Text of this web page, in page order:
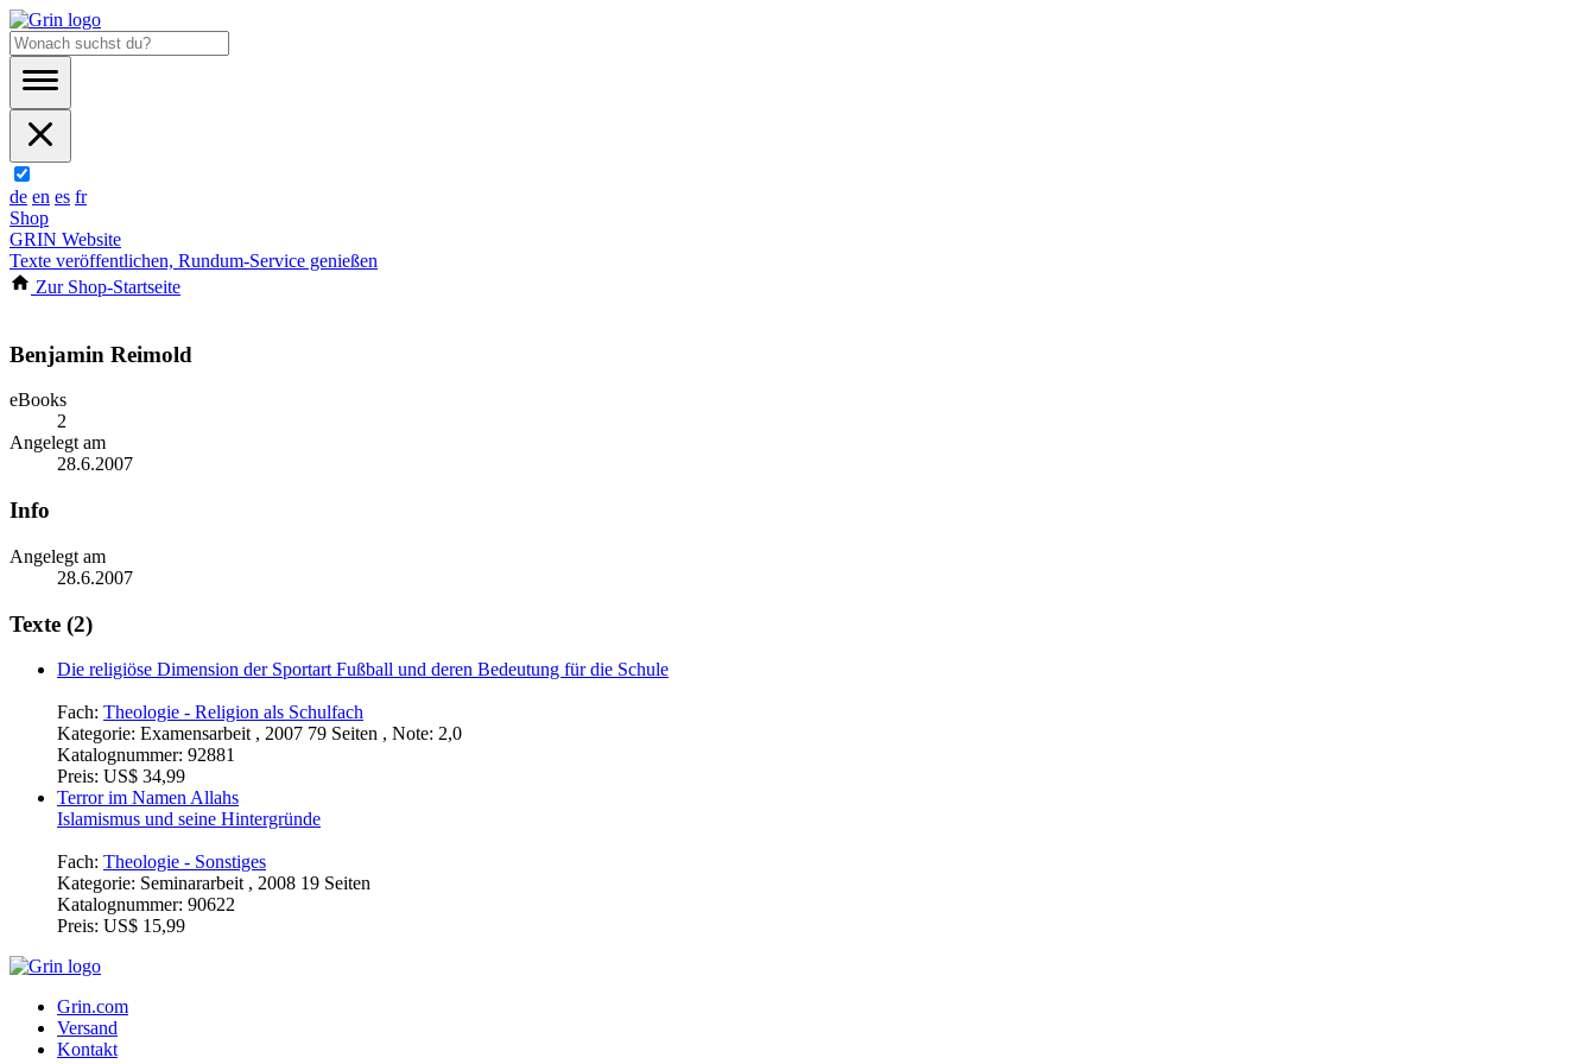
de en es fr
Shop
GRIN Website
Texte veröffentlichen, Rundum-Service genießen
Zur Shop-Startseite
Benjamin Reimold
eBooks
2
Angelegt am
28.6.2007
Info
Angelegt am
28.6.2007
Texte (2)
Die religiöse Dimension der Sportart Fußball und deren Bedeutung für die Schule
Fach: Theologie - Religion als Schulfach
Kategorie: Examensarbeit , 2007 79 Seiten , Note: 2,0
Katalognummer: 92881
Preis: US$ 34,99
Terror im Namen Allahs
Islamismus und seine Hintergründe
Fach: Theologie - Sonstiges
Kategorie: Seminararbeit , 2008 19 Seiten
Katalognummer: 90622
Preis: US$ 15,99
Grin.com
Versand
Kontakt